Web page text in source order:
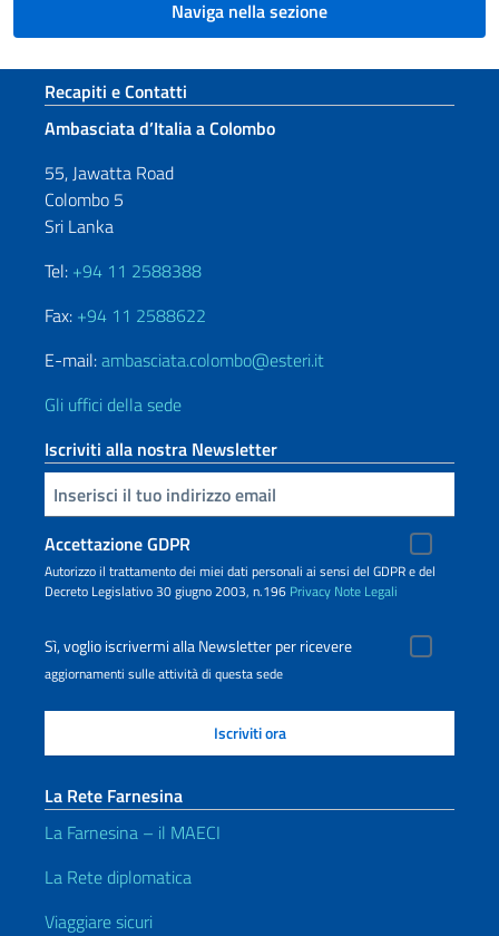
Naviga nella sezione
Sezione footer
Recapiti e Contatti
Ambasciata d’Italia a Colombo
55, Jawatta Road
Colombo 5
Sri Lanka
Tel: +94 11 2588388
Fax: +94 11 2588622
E-mail:ambasciata.colombo@esteri.it
Gli uffici della sede
Iscriviti alla nostra Newsletter
Inserisci la tua email
Accettazione GDPR
Autorizzo il trattamento dei miei dati personali ai sensi del GDPR e del
Decreto Legislativo 30 giugno 2003, n.196 Privacy Note Legali
Sì, voglio iscrivermi alla Newsletter per ricevere
aggiornamenti sulle attività di questa sede
La Rete Farnesina
La Farnesina – il MAECI
La Rete diplomatica
Viaggiare sicuri